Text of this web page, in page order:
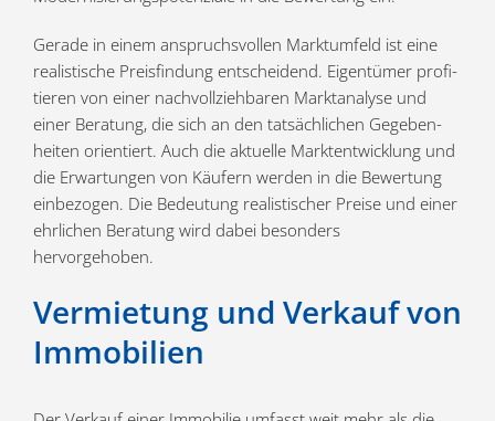
Gerade in einem anspruchs­vollen Markt­umfeld ist eine
realis­tische Preis­findung entscheidend. Eigen­tümer profi­
tieren von einer nachvoll­zieh­baren Markt­analyse und
einer Beratung, die sich an den tatsäch­lichen Gegeben­
heiten orien­tiert. Auch die aktuelle Markt­ent­wicklung und
die Erwar­tungen von Käufern werden in die Bewertung
einbe­zogen. Die Bedeutung realis­ti­scher Preise und einer
ehrlichen Beratung wird dabei besonders
hervorgehoben.
Vermietung und Verkauf von
Immobilien